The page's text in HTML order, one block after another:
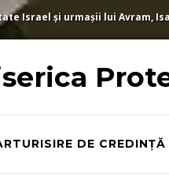
Israel și urmașii lui Avram,
DE CREDINȚĂ